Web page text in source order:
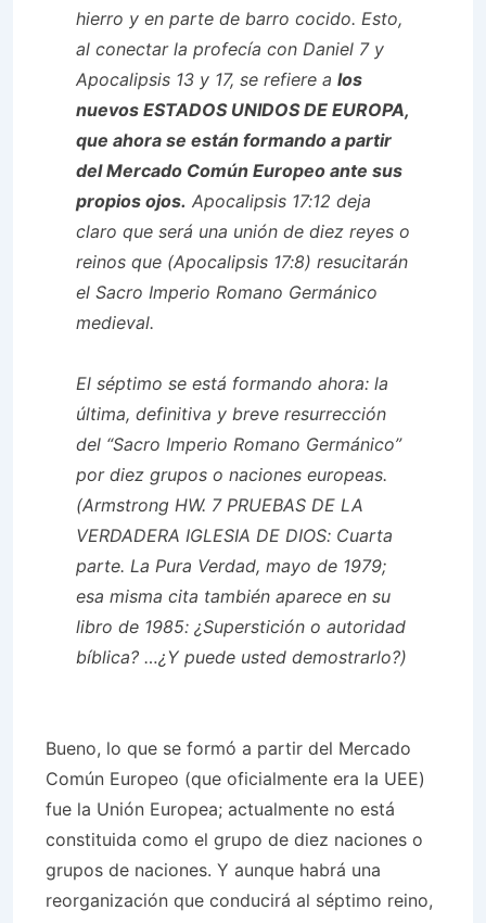
hierro y en parte de barro cocido. Esto,
al conectar la profecía con Daniel 7 y
Apocalipsis 13 y 17, se refiere a los
nuevos ESTADOS UNIDOS DE EUROPA,
que ahora se están formando a partir
del Mercado Común Europeo ante sus
propios ojos. Apocalipsis 17:12 deja
claro que será una unión de diez reyes o
reinos que (Apocalipsis 17:8) resucitarán
el Sacro Imperio Romano Germánico
medieval.
El séptimo se está formando ahora: la
última, definitiva y breve resurrección
del “Sacro Imperio Romano Germánico”
por diez grupos o naciones europeas.
(Armstrong HW. 7 PRUEBAS DE LA
VERDADERA IGLESIA DE DIOS: Cuarta
parte. La Pura Verdad, mayo de 1979;
esa misma cita también aparece en su
libro de 1985: ¿Superstición o autoridad
bíblica? …¿Y puede usted demostrarlo?)
Bueno, lo que se formó a partir del Mercado
Común Europeo (que oficialmente era la UEE)
fue la Unión Europea; actualmente no está
constituida como el grupo de diez naciones o
grupos de naciones. Y aunque habrá una
reorganización que conducirá al séptimo reino,